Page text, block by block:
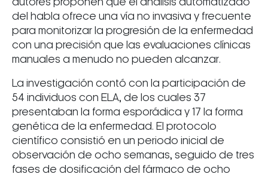
del habla ofrece una vía no invasiva y frecuente
para monitorizar la progresión de la enfermedad
con una precisión que las evaluaciones clínicas
manuales a menudo no pueden alcanzar.
La investigación contó con la participación de
54 individuos con ELA, de los cuales 37
presentaban la forma esporádica y 17 la forma
genética de la enfermedad. El protocolo
científico consistió en un periodo inicial de
observación de ocho semanas, seguido de tres
fases de dosificación del fármaco de ocho